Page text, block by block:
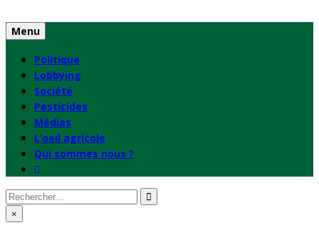
to
content
Menu
Politique
Lobbying
Société
Pesticides
Médias
L’oeil agricole
Qui sommes nous ?
Rechercher
: ×